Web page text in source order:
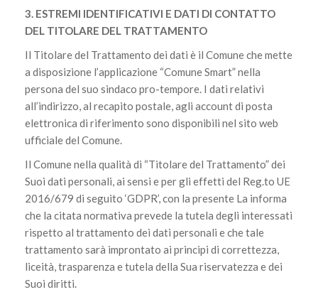
3. ESTREMI IDENTIFICATIVI E DATI DI CONTATTO
DEL TITOLARE DEL TRATTAMENTO
Il Titolare del Trattamento dei dati è il Comune che mette
a disposizione l’applicazione “Comune Smart” nella
persona del suo sindaco pro-tempore. I dati relativi
all’indirizzo, al recapito postale, agli account di posta
elettronica di riferimento sono disponibili nel sito web
ufficiale del Comune.
Il Comune nella qualità di “Titolare del Trattamento” dei
Suoi dati personali, ai sensi e per gli effetti del Reg.to UE
2016/679 di seguito ‘GDPR’, con la presente La informa
che la citata normativa prevede la tutela degli interessati
rispetto al trattamento dei dati personali e che tale
trattamento sarà improntato ai principi di correttezza,
liceità, trasparenza e tutela della Sua riservatezza e dei
Suoi diritti.